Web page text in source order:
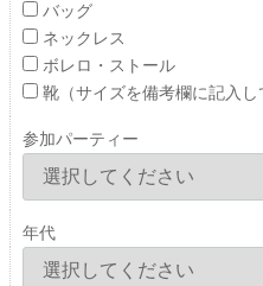
バッグ
ネックレス
ボレロ・ストール
靴（サイズを備考欄に記入し
参加パーティー
年代